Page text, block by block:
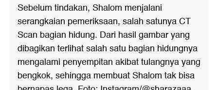
Sebelum tindakan, Shalom menjalani
serangkaian pemeriksaan, salah satunya CT
Scan bagian hidung. Dari hasil gambar yang
dibagikan terlihat salah satu bagian hidungnya
mengalami penyempitan akibat tulangnya yang
bengkok, sehingga membuat Shalom tak bisa